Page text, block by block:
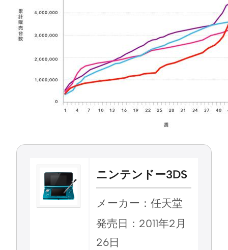
ニンテンドー3DS
メーカー：任天堂
発売日：2011年2月
26日